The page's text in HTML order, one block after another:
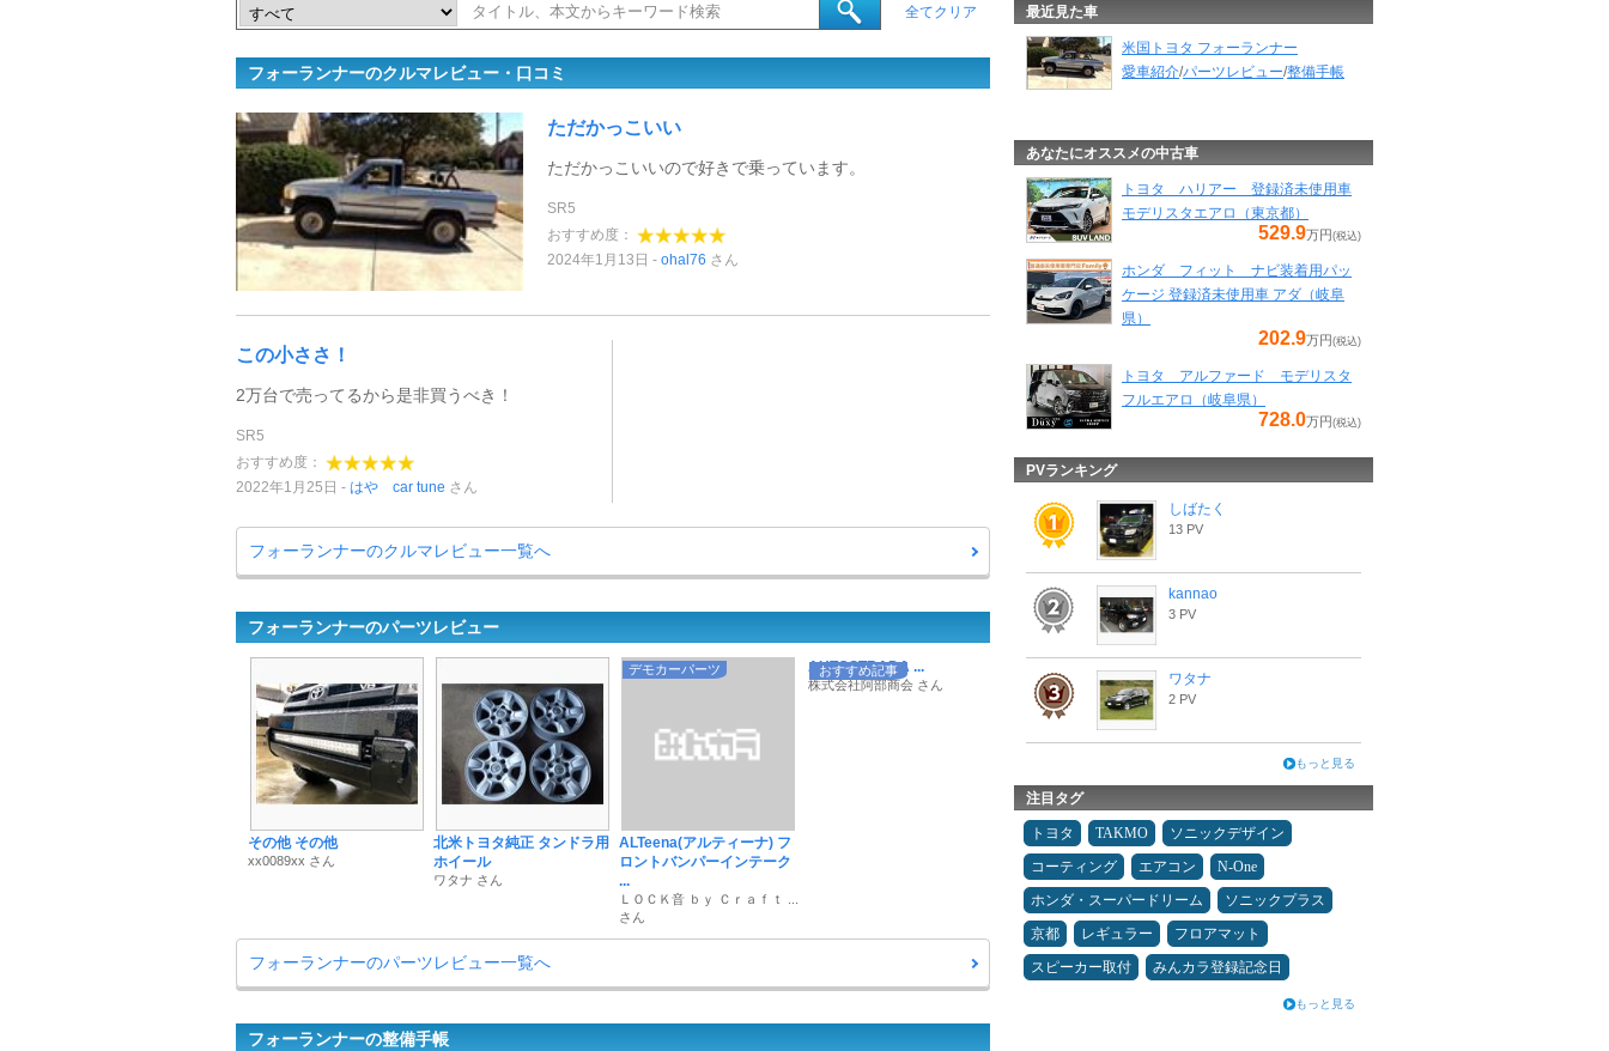
全てクリア
フォーランナーのクルマレビュー・口コミ
ただかっこいい
ただかっこいいので好きで乗っています。
SR5
おすすめ度：
2024年1月13日
ohal76 さん
この小ささ！
2万台で売ってるから是非買うべき！
SR5
おすすめ度：
2022年1月25日
はや car tune さん
フォーランナーのクルマレビュー一覧へ
フォーランナーのパーツレビュー
その他 その他
xx0089xx さん
北米トヨタ純正 タンドラ用
ホイール
ワタナ さん
デモカーパーツ
ALTeena(アルティーナ) フ
ロントバンパーインテーク
...
ＬＯＣＫ音 ｂｙ Ｃｒａｆｔ ...
さん
おすすめ記事
AUTOSTRADA ...
株式会社阿部商会 さん
フォーランナーのパーツレビュー一覧へ
フォーランナーの整備手帳
最近見た車
米国トヨタ フォーランナー
愛車紹介/パーツレビュー/整備手帳
あなたにオススメの中古車
トヨタ ハリアー 登録済未使用車
モデリスタエアロ（東京都）
529.9万円 (税込)
ホンダ フィット ナビ装着用パッ
ケージ 登録済未使用車 アダ（岐阜
県）
202.9万円 (税込)
トヨタ アルファード モデリスタ
フルエアロ（岐阜県）
728.0万円 (税込)
PVランキング
しばたく
13 PV
kannao
3 PV
ワタナ
2 PV
もっと見る
注目タグ
トヨタ TAKMO
ソニックデザイン
コーティング
エアコン
N-One
ホンダ・スーパードリーム
ソニックプラス
京都
レギュラー
フロアマット
スピーカー取付
みんカラ登録記念日
もっと見る